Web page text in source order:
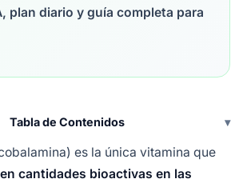
plan diario y guía completa para
Tabla de Contenidos ▾
es la única vitamina que
cantidades bioactivas en las